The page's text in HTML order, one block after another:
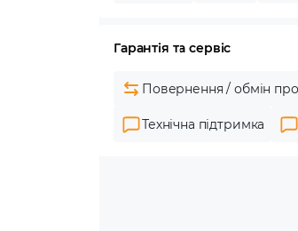
Гарантія та сервіс
Повернення / обмін
Технічна підтримка